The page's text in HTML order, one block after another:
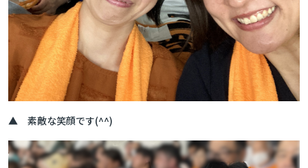
▲ 素敵な笑顔です(^^)